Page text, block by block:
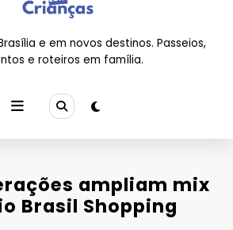
e em novos destinos. Passeios,
e roteiros em família.
ampliam mix
Brasil Shopping